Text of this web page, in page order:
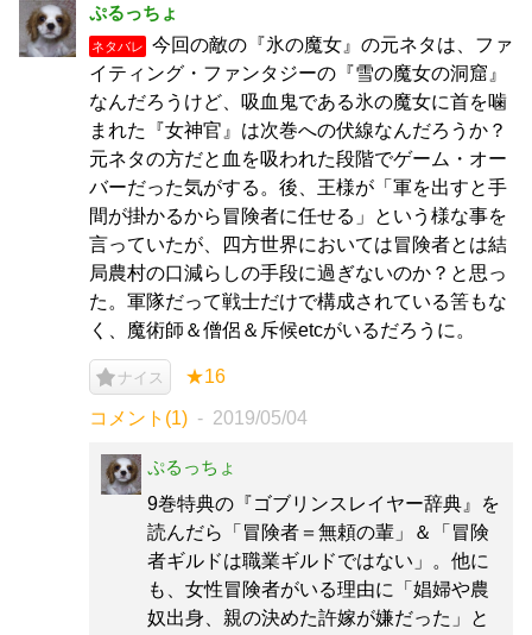
ぷるっちょ
ネタバレ
今回の敵の『氷の魔女』の元ネタは、ファ
イティング・ファンタジーの『雪の魔女の洞窟』
なんだろうけど、吸血鬼である氷の魔女に首を噛
まれた『女神官』は次巻への伏線なんだろうか？
元ネタの方だと血を吸われた段階でゲーム・オー
バーだった気がする。後、王様が「軍を出すと手
間が掛かるから冒険者に任せる」という様な事を
言っていたが、四方世界においては冒険者とは結
局農村の口減らしの手段に過ぎないのか？と思っ
た。軍隊だって戦士だけで構成されている筈もな
く、魔術師＆僧侶＆斥候etcがいるだろうに。
ナイス ★16
コメント(1) 2019/05/04
ぷるっちょ
9巻特典の『ゴブリンスレイヤー辞典』を
読んだら「冒険者＝無頼の輩」＆「冒険
者ギルドは職業ギルドではない」。他に
も、女性冒険者がいる理由に「娼婦や農
奴出身、親の決めた許嫁が嫌だった」と